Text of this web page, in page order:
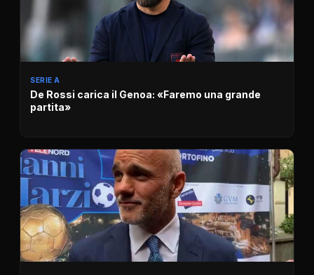
SERIE A
De Rossi carica il Genoa: «Faremo una grande
partita»